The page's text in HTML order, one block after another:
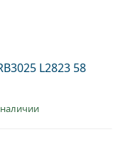
L2823 58